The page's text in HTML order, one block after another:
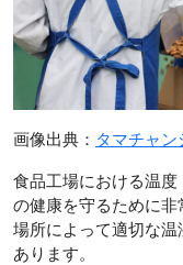
画像出典： タマチャン
食品工場における温
の健康を守るために
場所によって適切な
あります。